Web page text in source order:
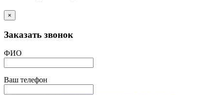
×
Заказать звонок
ФИО
Ваш телефон